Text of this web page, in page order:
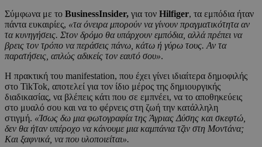
Σύμφωνα με το BusinessInsider, για τον Hilfiger, τα εμπόδια ήταν
πάντα ευκαιρίες, «τα όνειρα μπορούν να γίνουν πραγματικότητα αν
τα κυνηγήσεις. Στον δρόμο θα υπάρχουν εμπόδια, αλλά πρέπει να
βρεις τον τρόπο να περάσεις πάνω, κάτω ή γύρω τους. Αν τα
παρατήσεις, απλώς αδικείς τον εαυτό σου».
Η πρακτική του manifestation, που έχει γίνει ιδιαίτερα δημοφιλής
στο TikTok, αποτελεί για τον ίδιο μέρος της δημιουργικής
διαδικασίας, να βλέπεις κάτι που σε εμπνέει, να το αποθηκεύεις
στο μυαλό σου και να το φέρνεις στη ζωή την κατάλληλη
στιγμή. «Ίσως δω μια φωτογραφία της Άγριας Δύσης και σκεφτώ,
δεν θα ήταν υπέροχο να κάνουμε μια καμπάνια τζιν στη Μοντάνα;
Και ξαφνικά, να που υλοποιείται».